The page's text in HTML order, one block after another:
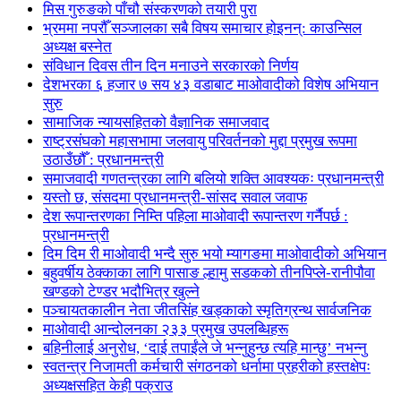
मिस गुरुङको पाँचौ संस्करणको तयारी पुरा
भ्रममा नपरौँ सञ्जालका सबै विषय समाचार होइनन्: काउन्सिल
अध्यक्ष बस्नेत
संविधान दिवस तीन दिन मनाउने सरकारको निर्णय
देशभरका ६ हजार ७ सय ४३ वडाबाट माओवादीको विशेष अभियान
सुरु
सामाजिक न्यायसहितको वैज्ञानिक समाजवाद
राष्ट्रसंघको महासभामा जलवायु परिवर्तनको मुद्दा प्रमुख रूपमा
उठाउँछौँ : प्रधानमन्त्री
समाजवादी गणतन्त्रका लागि बलियो शक्ति आवश्यकः प्रधानमन्त्री
यस्तो छ, संसदमा प्रधानमन्त्री-सांसद सवाल जवाफ
देश रूपान्तरणका निम्ति पहिला माओवादी रूपान्तरण गर्नैपर्छ :
प्रधानमन्त्री
दिम दिम री माओवादी भन्दै सुरु भयो म्यागङमा माओवादीको अभियान
बहुवर्षीय ठेक्काका लागि पासाङ ल्हामु सडकको तीनपिप्ले-रानीपौवा
खण्डको टेण्डर भदौभित्र खुल्ने
पञ्चायतकालीन नेता जीतसिंह खड्काको स्मृतिग्रन्थ सार्वजनिक
माओवादी आन्दोलनका २३३ प्रमुख उपलब्धिहरू
बहिनीलाई अनुरोध, ‘दाई तपाईंले जे भन्नुहुन्छ त्यहि मान्छु’ नभन्नु
स्वतन्त्र निजामती कर्मचारी संगठनको धर्नामा प्रहरीको हस्तक्षेपः
अध्यक्षसहित केही पक्राउ